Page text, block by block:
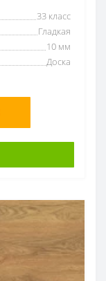
33 класс
Гладкая
10 мм
Доска